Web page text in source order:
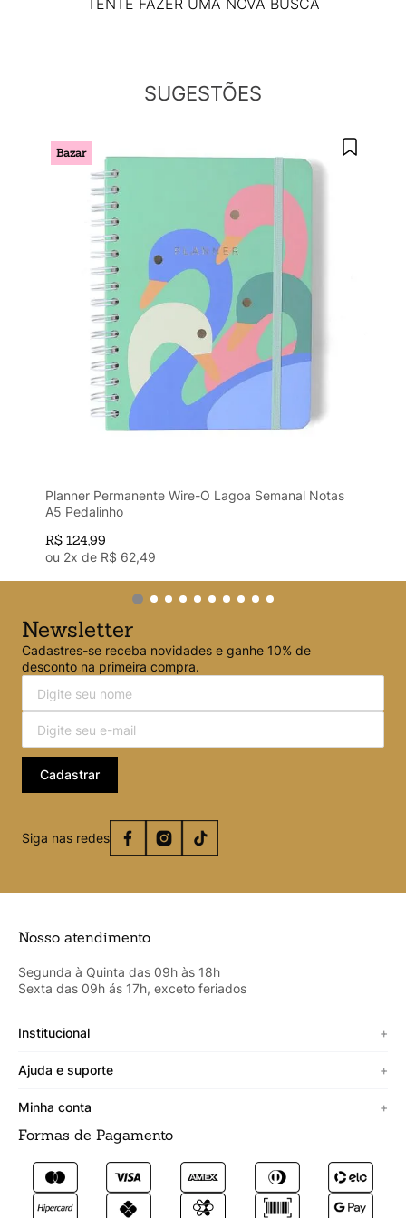
TENTE FAZER UMA NOVA BUSCA
SUGESTÕES
Bazar
Planner Permanente Wire-O Lagoa Semanal Notas
A5 Pedalinho
R$ 124,99
ou 2x de R$ 62,49
Newsletter
Cadastres-se receba novidades e ganhe 10% de
desconto na primeira compra.
Cadastrar
Siga nas redes
Nosso atendimento
Segunda à Quinta das 09h às 18h
Sexta das 09h ás 17h, exceto feriados
Institucional +
Sobre a Cicero
Fale conosco
Ajuda e suporte +
Termos de uso
Política de segurança
Prazos de entrega
Formas de pagamento
Minha conta +
Meus Dados
Meus Pedidos
Meus Favoritos
Formas de Pagamento